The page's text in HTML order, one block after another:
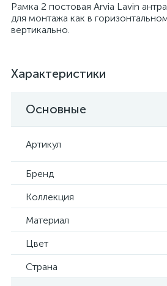
Рамка 2 постовая Arvia Lavin
для монтажа как в
вертикально.
Характеристики
Основные
Артикул
Бренд
Коллекция
Материал
Цвет
Страна